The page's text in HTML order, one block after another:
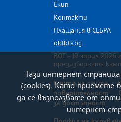
Екип
Контакти
Плащания в СЕБРА
old.bta.bg
ВОТ - 19 април 2026
предизборната
Карта на сайта
поверителност
за достъпност
Профил на купувача
Тази интернет страница
(cookies). Като приемете
да се възползвате от
интернет